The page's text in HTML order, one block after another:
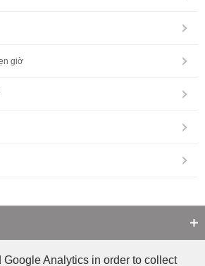
giờ
Analytics in order to collect